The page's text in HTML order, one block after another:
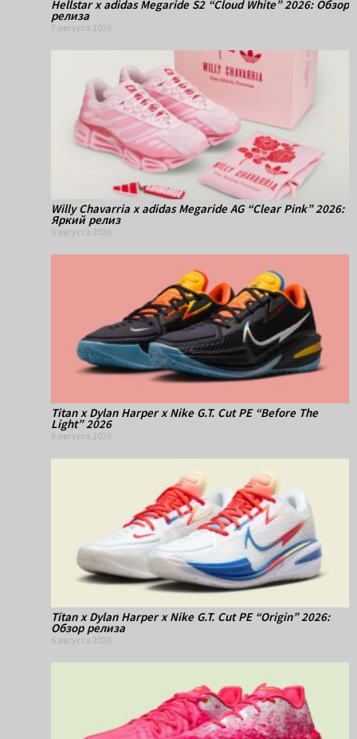
Hellstar x adidas Megaride S2 “Cloud White” 2026: Обзор
релиза
7 августа 2026
Willy Chavarria x adidas Megaride AG “Clear Pink” 2026:
Яркий релиз
6 августа 2026
Titan x Dylan Harper x Nike G.T. Cut PE “Before The
Light” 2026
6 августа 2026
Titan x Dylan Harper x Nike G.T. Cut PE “Origin” 2026:
Обзор релиза
6 августа 2026